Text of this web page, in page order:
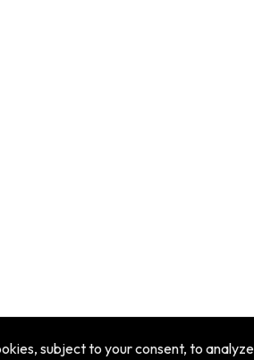
subject to your consent, to analyze